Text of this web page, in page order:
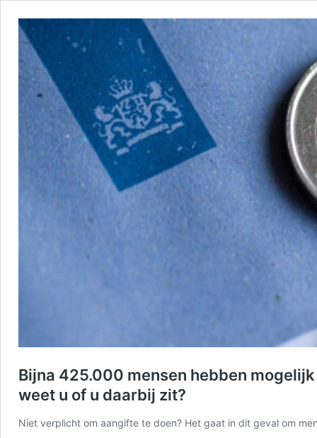
Bijna 425.000 mensen hebben
weet u of u daarbij zit?
Niet verplicht om aangifte te doen? Het gaat in dit geval om